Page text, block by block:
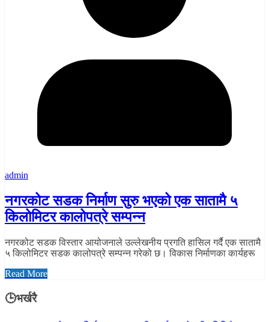
admin
नगरकोट सडक निर्माण सुरु भएको एक सातामै ५
किलोमिटर कालोपत्रे सम्पन्न
नगरकोट सडक विस्तार आयोजनाले उल्लेखनीय प्रगति हासिल गर्दै एक सातामै
५ किलोमिटर सडक कालोपत्रे सम्पन्न गरेको छ। विकास निर्माणका कार्यहरू
Read More
🕒भर्खरै